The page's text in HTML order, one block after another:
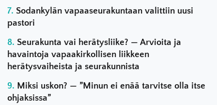
Sodankylän vapaaseurakuntaan valittiin uusi
pastori
Seurakunta vai herätysliike? — Arvioita ja
havaintoja vapaakirkollisen liikkeen
herätysvaiheista ja seurakunnista
Miksi uskon? — ”Minun ei enää tarvitse olla itse
ohjaksissa”